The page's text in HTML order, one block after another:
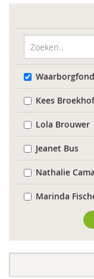
Kees Broekhof
Lola Brouwer
Jeanet Bus
Nathalie
Marinda
Sieneke
Jolien